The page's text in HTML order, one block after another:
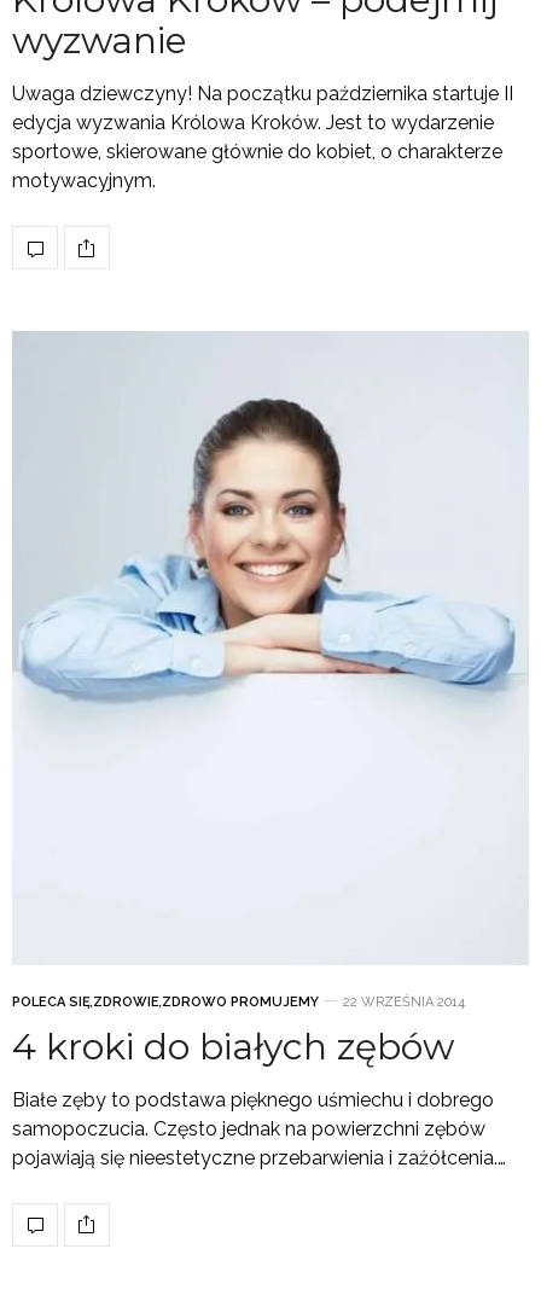
wyzwanie
Uwaga dziewczyny! Na początku października startuje II
edycja wyzwania Królowa Kroków. Jest to wydarzenie
sportowe, skierowane głównie do kobiet, o charakterze
motywacyjnym.
POLECA SIĘ,ZDROWIE,ZDROWO PROMUJEMY 22 WRZEŚNIA 2014
4 kroki do białych zębów
Białe zęby to podstawa pięknego uśmiechu i dobrego
samopoczucia. Często jednak na powierzchni zębów
pojawiają się nieestetyczne przebarwienia i zażółcenia.…